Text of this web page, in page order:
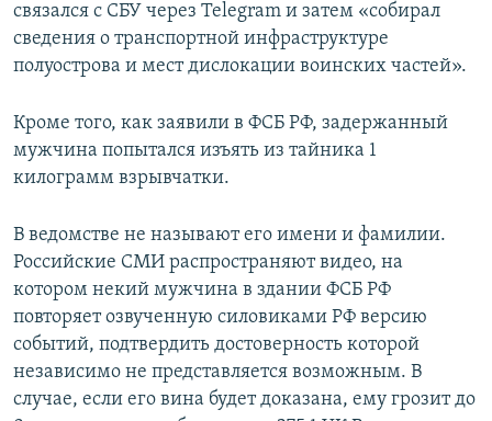
связался с СБУ через Telegram и затем «собирал
сведения о транспортной инфраструктуре
полуострова и мест дислокации воинских частей».
Кроме того, как заявили в ФСБ РФ, задержанный
мужчина попытался изъять из тайника 1
килограмм взрывчатки.
В ведомстве не называют его имени и фамилии.
Российские СМИ распространяют видео, на
котором некий мужчина в здании ФСБ РФ
повторяет озвученную силовиками РФ версию
событий, подтвердить достоверность которой
независимо не представляется возможным. В
случае, если его вина будет доказана, ему грозит до